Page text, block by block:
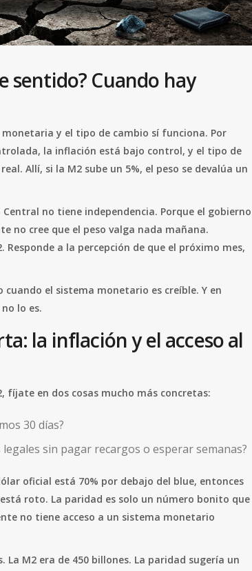
sentido? Cuando hay
y el tipo de cambio sí funciona. Por
la inflación está bajo control, y el tipo de
Allí, si la M2 sube un 5%, el peso se devalúa un
no tiene independencia. Porque el gobierno
no cree que el peso valga nada mañana.
a la percepción de que el próximo mes,
el sistema monetario es creíble. Y en
lo es.
la inflación y el acceso al
fíjate en dos cosas mucho más concretas:
30 días?
sin pagar recargos o esperar semanas?
oficial está 70% por debajo del blue, entonces
roto. La paridad es solo un número bonito que
no tiene acceso a un sistema monetario
La M2 era de 450 billones. La paridad sugería un